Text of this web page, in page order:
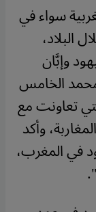
سواء في
البلاد،
وإبَّان
محمد الخامس
تعاونت مع
وأكد
في المغرب،